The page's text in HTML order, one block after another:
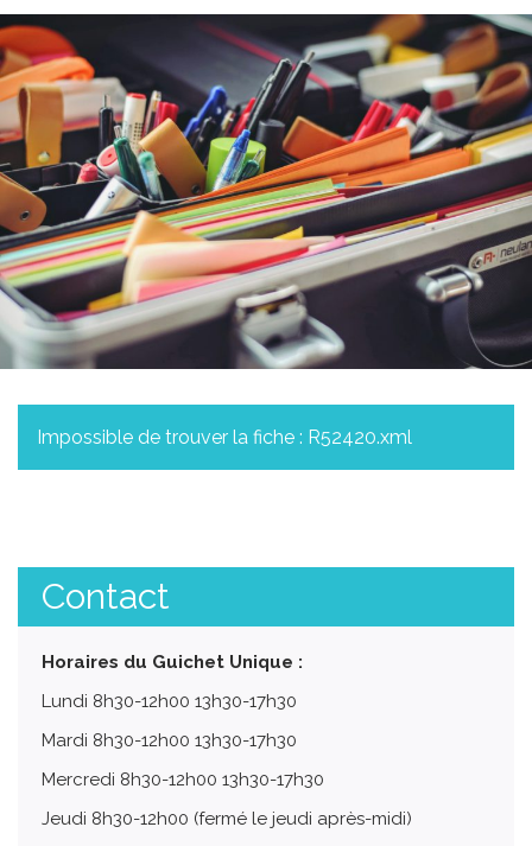
Impossible de trouver la fiche : R52420.xml
Contact
Horaires du Guichet Unique :
Lundi 8h30-12h00 13h30-17h30
Mardi 8h30-12h00 13h30-17h30
Mercredi 8h30-12h00 13h30-17h30
Jeudi 8h30-12h00 (fermé le jeudi après-midi)